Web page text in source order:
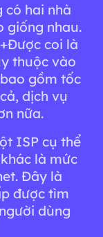
có hai nhà
giống nhau.
coi là
thuộc vào
gồm tốc
dịch vụ
nữa.
ISP cụ thể
là mức
Đây là
được tìm
dùng